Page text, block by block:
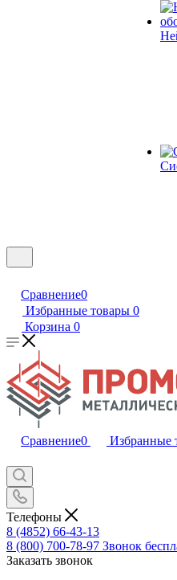
Сравнение0
Избранные товары 0
Корзина 0
Сравнение0 Избранные
Телефоны
8 (4852) 66-43-13
8 (800) 700-78-97 Звонок
Заказать звонок